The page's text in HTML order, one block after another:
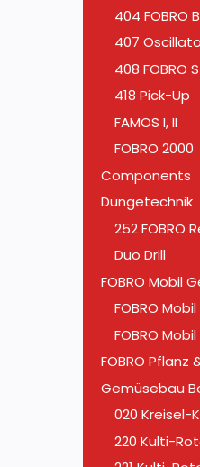
404 FOBRO
407
408 FOBRO
418 Pick-Up
FAMOS I, II
FOBRO 2000
Components
Düngetechnik
252 FOBRO
Duo Drill
FOBRO Mobil
FOBRO
FOBRO Mobil
FOBRO
Gemüsebau
020 Kreisel-
220 Kulti-